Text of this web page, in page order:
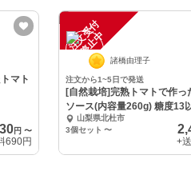
マト
円〜
690円
注
文
受
付
停
止
中
諸橋由理子
注文から1~5日で発送
[自然栽培]完熟トマトで作っ
ソース(内容量260g) 糖度13
山梨県北杜市
3個セット 〜
+